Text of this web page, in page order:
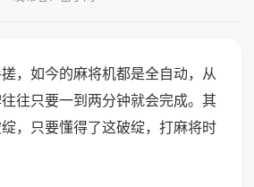
，如今的麻将机都是全自动，从
往只要一到两分钟就会完成。其
，只要懂得了这破绽，打麻将时